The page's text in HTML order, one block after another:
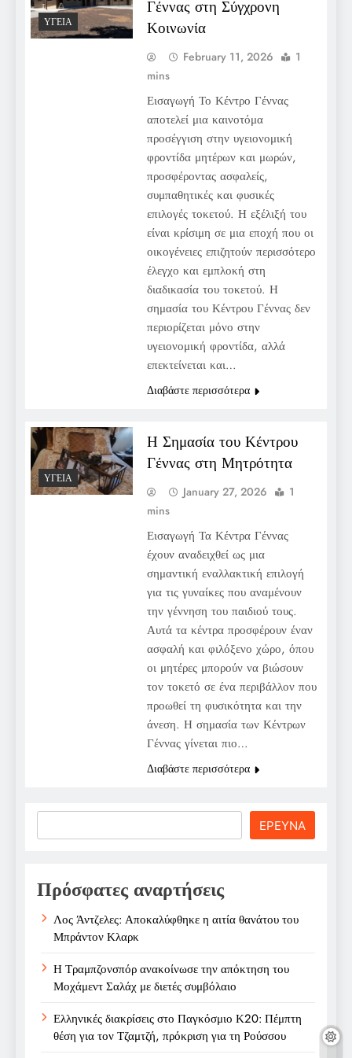
ΥΓΕΊΑ
Γέννας στη Σύγχρονη
Κοινωνία
February 11, 2026
1
mins
Εισαγωγή Το Κέντρο Γέννας
αποτελεί μια καινοτόμα
προσέγγιση στην υγειονομική
φροντίδα μητέρων και μωρών,
προσφέροντας ασφαλείς,
συμπαθητικές και φυσικές
επιλογές τοκετού. Η εξέλιξή του
είναι κρίσιμη σε μια εποχή που οι
οικογένειες επιζητούν περισσότερο
έλεγχο και εμπλοκή στη
διαδικασία του τοκετού. Η
σημασία του Κέντρου Γέννας δεν
περιορίζεται μόνο στην
υγειονομική φροντίδα, αλλά
επεκτείνεται και…
Διαβάστε περισσότερα
ΥΓΕΊΑ
Η Σημασία του Κέντρου
Γέννας στη Μητρότητα
January 27, 2026
1
mins
Εισαγωγή Τα Κέντρα Γέννας
έχουν αναδειχθεί ως μια
σημαντική εναλλακτική επιλογή
για τις γυναίκες που αναμένουν
την γέννηση του παιδιού τους.
Αυτά τα κέντρα προσφέρουν έναν
ασφαλή και φιλόξενο χώρο, όπου
οι μητέρες μπορούν να βιώσουν
τον τοκετό σε ένα περιβάλλον που
προωθεί τη φυσικότητα και την
άνεση. Η σημασία των Κέντρων
Γέννας γίνεται πιο…
Διαβάστε περισσότερα
ΕΡΕΥΝΑ
Πρόσφατες αναρτήσεις
Λος Άντζελες: Αποκαλύφθηκε η αιτία θανάτου του
Μπράντον Κλαρκ
Η Τραμπζονσπόρ ανακοίνωσε την απόκτηση του
Μοχάμεντ Σαλάχ με διετές συμβόλαιο
Ελληνικές διακρίσεις στο Παγκόσμιο Κ20: Πέμπτη
θέση για τον Τζαμτζή, πρόκριση για τη Ρούσσου